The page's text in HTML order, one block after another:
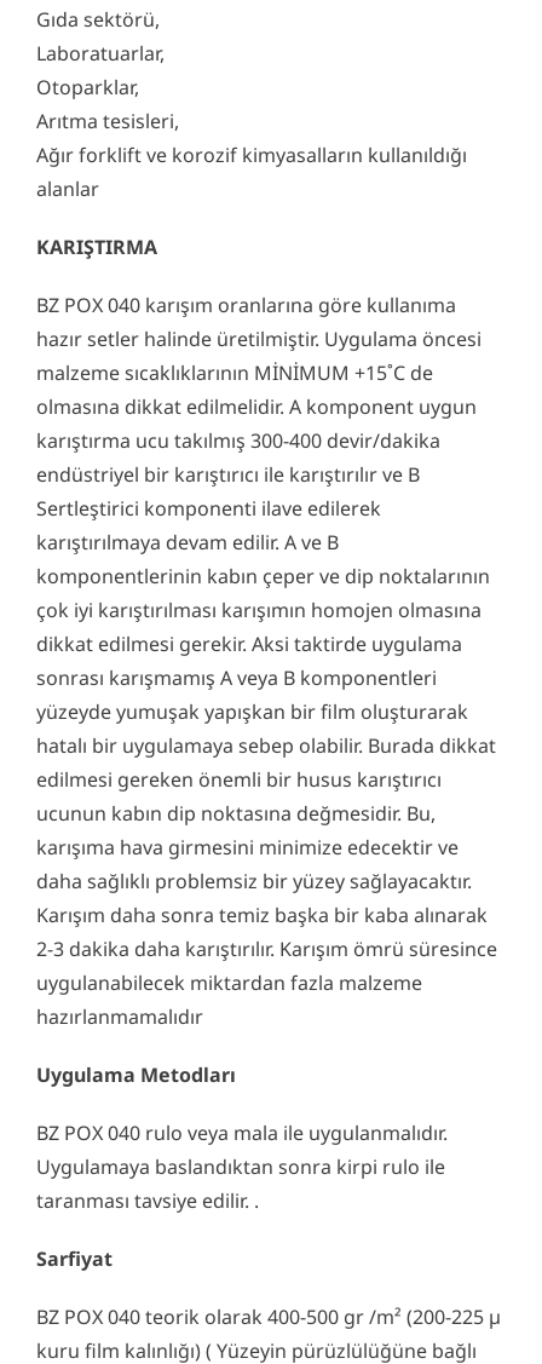
Gıda sektörü,
Laboratuarlar,
Otoparklar,
Arıtma tesisleri,
Ağır forklift ve korozif kimyasalların kullanıldığı
alanlar
KARIŞTIRMA
BZ POX 040 karışım oranlarına göre kullanıma
hazır setler halinde üretilmiştir. Uygulama öncesi
malzeme sıcaklıklarının MİNİMUM +15˚C de
olmasına dikkat edilmelidir. A komponent uygun
karıştırma ucu takılmış 300-400 devir/dakika
endüstriyel bir karıştırıcı ile karıştırılır ve B
Sertleştirici komponenti ilave edilerek
karıştırılmaya devam edilir. A ve B
komponentlerinin kabın çeper ve dip noktalarının
çok iyi karıştırılması karışımın homojen olmasına
dikkat edilmesi gerekir. Aksi taktirde uygulama
sonrası karışmamış A veya B komponentleri
yüzeyde yumuşak yapışkan bir film oluşturarak
hatalı bir uygulamaya sebep olabilir. Burada dikkat
edilmesi gereken önemli bir husus karıştırıcı
ucunun kabın dip noktasına değmesidir. Bu,
karışıma hava girmesini minimize edecektir ve
daha sağlıklı problemsiz bir yüzey sağlayacaktır.
Karışım daha sonra temiz başka bir kaba alınarak
2-3 dakika daha karıştırılır. Karışım ömrü süresince
uygulanabilecek miktardan fazla malzeme
hazırlanmamalıdır
Uygulama Metodları
BZ POX 040 rulo veya mala ile uygulanmalıdır.
Uygulamaya baslandıktan sonra kirpi rulo ile
taranması tavsiye edilir. .
Sarfiyat
BZ POX 040 teorik olarak 400-500 gr /m² (200-225 µ
kuru film kalınlığı) ( Yüzeyin pürüzlülüğüne bağlı